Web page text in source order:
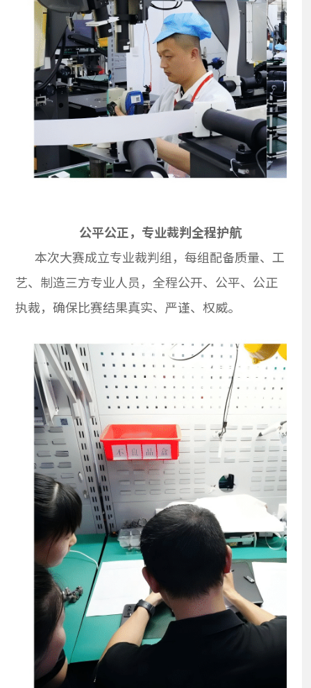
公平公正，专业裁判全程护航
本次大赛成立专业裁判组，每组配备质量、工
艺、制造三方专业人员，全程公开、公平、公正
执裁，确保比赛结果真实、严谨、权威。